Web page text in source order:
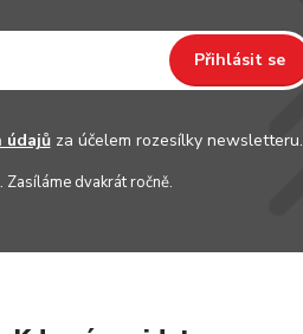
Přihlásit se
údajůza účelem rozesílky newsletteru.
dvakrát ročně.